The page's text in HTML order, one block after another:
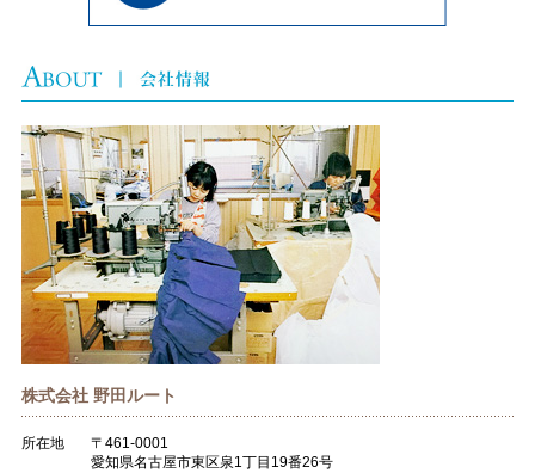
株式会社 野田ルート
所在地
〒461-0001
愛知県名古屋市東区泉1丁目19番26号